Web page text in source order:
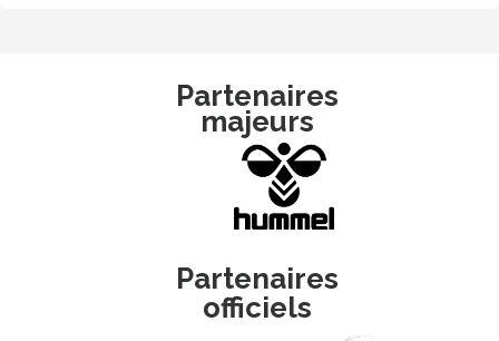
Partenaires
majeurs
Partenaires
officiels